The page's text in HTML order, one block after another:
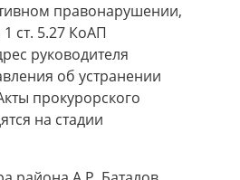
правонарушении,
ст. 5.27 КоАП
руководителя
об устранении
прокурорского
на стадии